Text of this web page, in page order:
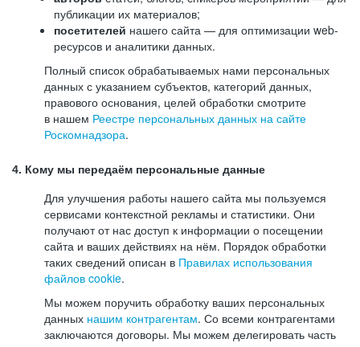
публикации их материалов;
посетителей нашего сайта — для оптимизации web-
ресурсов и аналитики данных.
Полный список обрабатываемых нами персональных
данных с указанием субъектов, категорий данных,
правового основания, целей обработки смотрите
в нашем Реестре персональных данных на сайте
Роскомнадзора.
4. Кому мы передаём персональные данные
Для улучшения работы нашего сайта мы пользуемся
сервисами контекстной рекламы и статистики. Они
получают от нас доступ к информации о посещении
сайта и ваших действиях на нём. Порядок обработки
таких сведений описан в Правилах использования
файлов cookie.
Мы можем поручить обработку ваших персональных
данных нашим контрагентам. Со всеми контрагентами
заключаются договоры. Мы можем делегировать часть